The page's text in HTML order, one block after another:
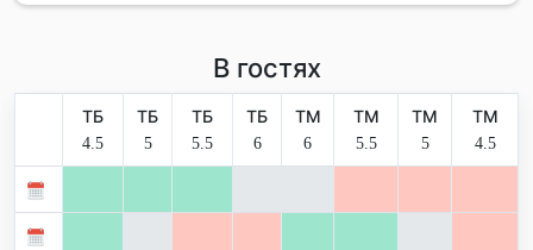
В гостях
ТБ
4.5
ТБ
5
ТБ
5.5
ТБ
6
ТМ
6
ТМ
5.5
ТМ
5
ТМ
4.5